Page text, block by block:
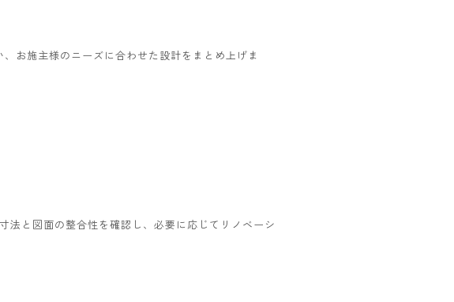
お施主様のニーズに合わせた設計をまとめ上げま
法と図面の整合性を確認し、必要に応じてリノベーシ